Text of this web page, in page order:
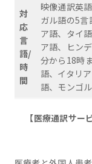
対
応
言
語/
時
間
映像通訳英
ガル語の5
ア語、タイ
ア語、ヒン
分から18時
語、イタリ
語、モンゴ
【医療通訳サー